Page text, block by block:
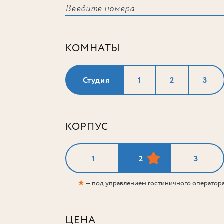
КОМНАТЫ
Студия 1 2 3
КОРПУС
1 2 3
★— под управлением гостиничного
ЦЕНА